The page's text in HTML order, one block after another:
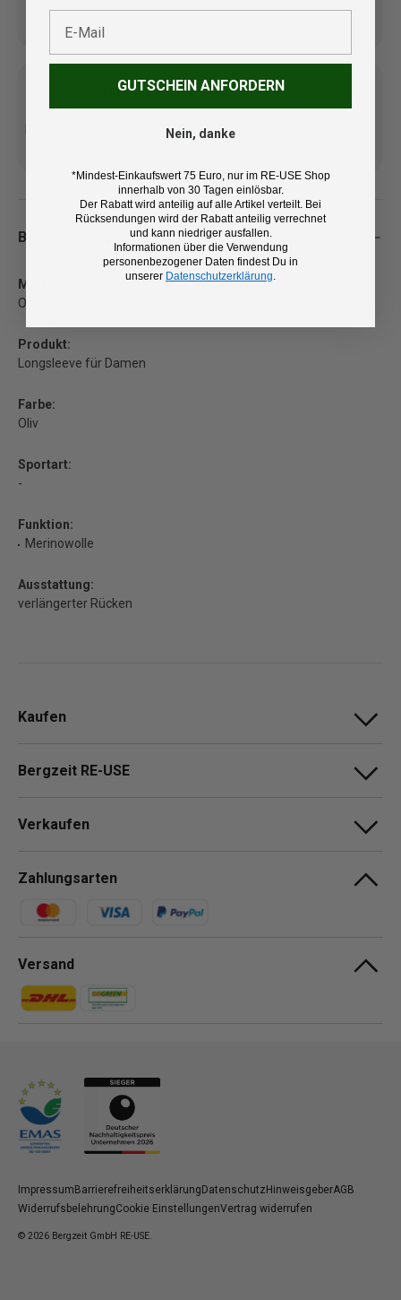
Artikel
Kostenlose Lieferung ab 100
14 Tage Rückgaberecht und
Beschreibung
Marke:
Ortovox
Produkt:
Longsleeve für Damen
Farbe:
Oliv
Sportart:
-
Funktion:
Merinowolle
Ausstattung:
verlängerter Rücken
Kaufen
Bergzeit RE-USE
Verkaufen
Zahlungsarten
Zahlungsmethoden
Versand
Zahlungsmethoden
Zahlungsmethoden
ImpressumBarrierefreiheitserklärungDatenschutzHinweisgeberAGB
WiderrufsbelehrungCookie EinstellungenVertrag widerrufen
© 2026 Bergzeit GmbH RE-USE.
GUTSCHEIN ANFORDERN
Nein, danke
*Mindest-Einkaufswert 75 Euro, nur im RE-USE Shop
innerhalb von 30 Tagen einlösbar.
Der Rabatt wird anteilig auf alle Artikel verteilt. Bei
Rücksendungen wird der Rabatt anteilig verrechnet
und kann niedriger ausfallen.
Informationen über die Verwendung
personenbezogener Daten findest Du in
unserer Datenschutzerklärung.